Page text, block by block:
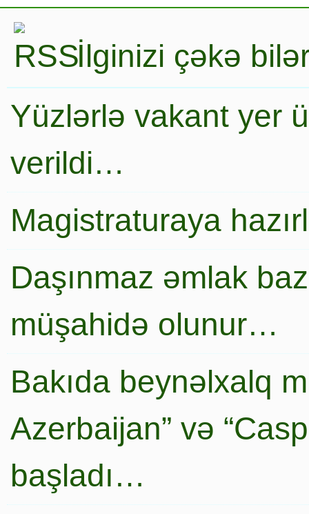
İlginizi çəkə
Yüzlərlə vakant yer
verildi…
Magistraturaya
Daşınmaz əmlak
müşahidə olunur…
Bakıda beynəlxalq
Azerbaijan” və
başladı…